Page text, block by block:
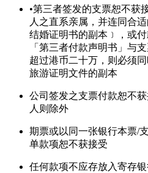
•第三者签发的支票恕不获
人之直系亲属，并连同合
结婚证明书的副本﹞，或
「第三者付款声明书」与
超过港币二十万，则必须
旅游证明文件的副本
公司签发之支票付款恕不
人则除外
期票或以同一张银行本票/
单款项恕不获接受
任何款项不应存放入寄存